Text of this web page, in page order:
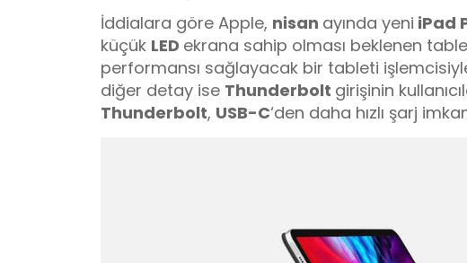
İddialara göre Apple, nisan ayında yeni iPad
küçük LED ekrana sahip olması beklenen
performansı sağlayacak bir tableti
diğer detay ise Thunderbolt girişinin
Thunderbolt, USB-C‘den daha hızlı şarj